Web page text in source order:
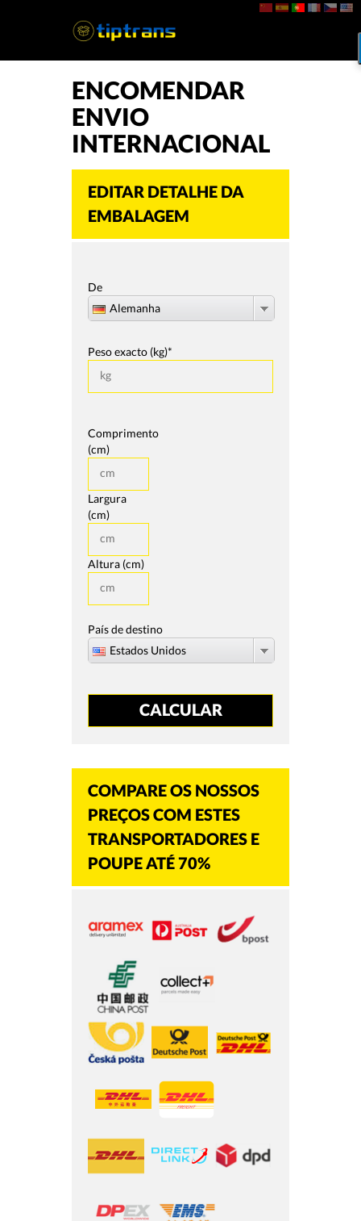
ENCOMENDAR
ENVIO
INTERNACIONAL
EDITAR DETALHE DA
EMBALAGEM
De
Alemanha
Peso exacto (kg)*
Comprimento
(cm)
Largura
(cm)
Altura (cm)
País de destino
Estados Unidos
COMPARE OS NOSSOS
PREÇOS COM ESTES
TRANSPORTADORES E
POUPE ATÉ 70%